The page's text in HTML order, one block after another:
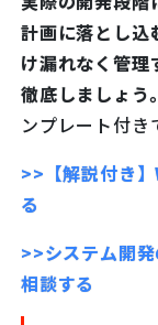
計画に落とし込
け漏れなく管理
徹底しましょう
ンプレート付き
>>【解説付き
る
>>システム開
相談する